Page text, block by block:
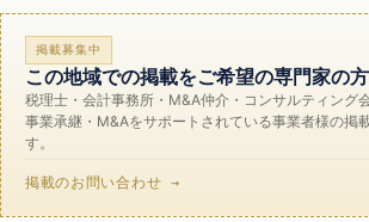
掲載募集中
この地域での掲載をご希望の専門家の
税理士・会計事務所・M&A仲介・コンサルティング
事業承継・M&Aをサポートされている事業者様の掲
す。
掲載のお問い合わせ →